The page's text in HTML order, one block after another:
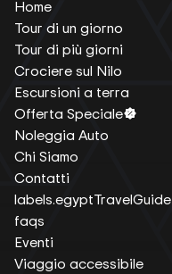
Home
Tour di un giorno
Tour di più giorni
Crociere sul Nilo
Escursioni a terra
Offerta Speciale
Noleggia Auto
Chi Siamo
Contatti
labels.egyptTravelGuide
faqs
Eventi
Viaggio accessibile